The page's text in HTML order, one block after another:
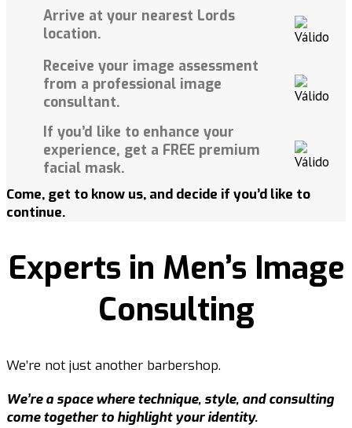
Arrive at your nearest Lords
location.
Receive your image assessment
from a professional image
consultant.
If you’d like to enhance your
experience, get a FREE premium
facial mask.
Come, get to know us, and decide if you’d like to
continue.
Experts in Men’s Image
Consulting
We’re not just another barbershop.
We’re a space where technique, style, and consulting
come together to highlight your identity.